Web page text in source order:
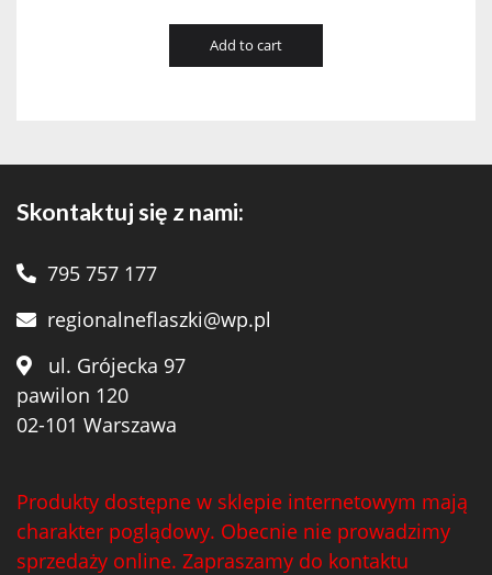
Add to cart
Skontaktuj się z nami:
795 757 177
regionalneflaszki@wp.pl
ul. Grójecka 97
pawilon 120
02-101 Warszawa
Produkty dostępne w sklepie internetowym mają
charakter poglądowy. Obecnie nie prowadzimy
sprzedaży online. Zapraszamy do kontaktu